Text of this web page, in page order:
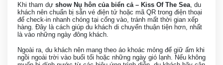
Khi tham dự show Nụ hôn của biển cả – Kiss Of The Sea , du
khách nên chuẩn bị sẵn vé điện tử hoặc mã QR trong điện thoại
để check-in nhanh chóng tại cổng vào, tránh mất thời gian xếp
hàng. Đây là cách giúp du khách di chuyển thuận tiện hơn, nhất
là vào những ngày đông khách.
Ngoài ra, du khách nên mang theo áo khoác mỏng để giữ ấm khi
ngồi ngoài trời vào buổi tối hoặc những ngày gió lạnh. Nếu không